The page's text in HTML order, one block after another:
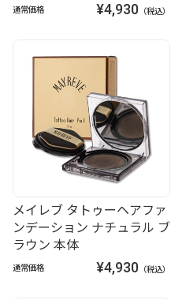
通常価格 ¥4,930 （税込）
メイレブ タトゥーヘアファ
ンデーション ナチュラル ブ
ラウン 本体
通常価格 ¥4,930 （税込）